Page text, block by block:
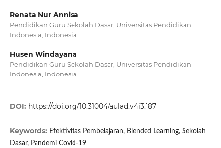
Renata Nur Annisa
Pendidikan Guru Sekolah Dasar, Universitas Pendidikan
Indonesia, Indonesia
Husen Windayana
Pendidikan Guru Sekolah Dasar, Universitas Pendidikan
Indonesia, Indonesia
DOI: https://doi.org/10.31004/aulad.v4i3.187
Keywords: Efektivitas Pembelajaran, Blended Learning, Sekolah
Dasar, Pandemi Covid-19